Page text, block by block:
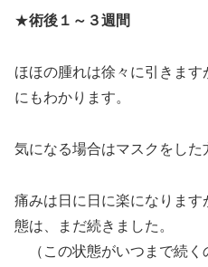
★術後１～３週間
ほほの腫れは徐々に引きます
にもわかります。
気になる場合はマスクをした
痛みは日に日に楽になりま
態は、まだ続きました。
（この状態がいつまで続く